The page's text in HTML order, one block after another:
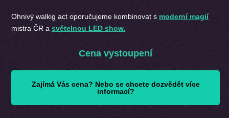
Ohnivý walkig act oporučujeme kombinovat s moderní magií
mistra ČR a světelnou LED show.
Cena vystoupení
Zajímá Vás cena? Nebo se chcete dozvědět více
informací?